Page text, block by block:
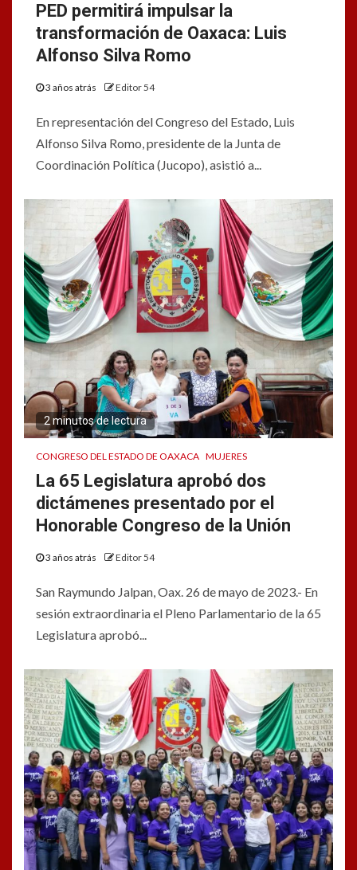
PED permitirá impulsar la
transformación de Oaxaca: Luis
Alfonso Silva Romo
3 años atrás Editor 54
En representación del Congreso del Estado, Luis
Alfonso Silva Romo, presidente de la Junta de
Coordinación Política (Jucopo), asistió a...
2 minutos de lectura
CONGRESO DEL ESTADO DE OAXACA MUJERES
La 65 Legislatura aprobó dos
dictámenes presentado por el
Honorable Congreso de la Unión
3 años atrás Editor 54
San Raymundo Jalpan, Oax. 26 de mayo de 2023.- En
sesión extraordinaria el Pleno Parlamentario de la 65
Legislatura aprobó...